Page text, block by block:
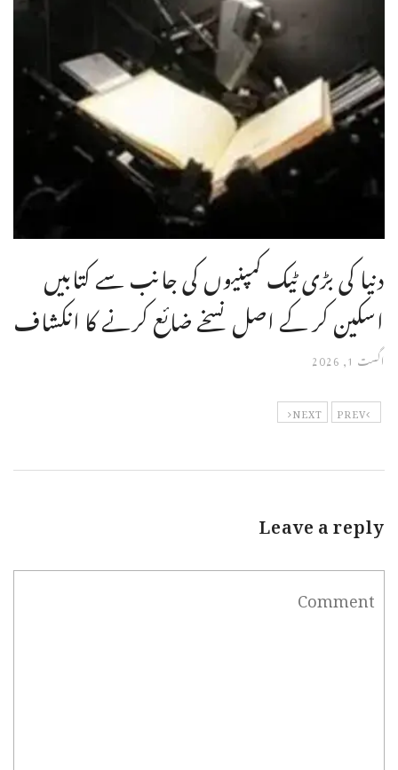
دنیا کی بڑی ٹیک کمپنیوں کی جانب سے کتابیں
اسکین کر کے اصل نسخے ضائع کرنے کا انکشاف
اگست 1, 2026
PREV
NEXT
Leave a reply